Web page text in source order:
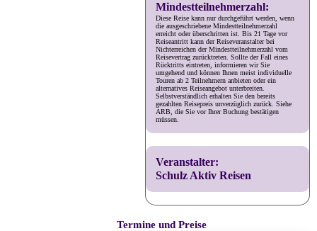
Mindestteilnehmerzahl:
Diese Reise kann nur durchgeführt werden, wenn
die ausgeschriebene Mindestteilnehmerzahl
erreicht oder überschritten ist. Bis 21 Tage vor
Reiseantritt kann der Reiseveranstalter bei
Nichterreichen der Mindestteilnehmerzahl vom
Reisevertrag zurücktreten. Sollte der Fall eines
Rücktritts eintreten, informieren wir Sie
umgehend und können Ihnen meist individuelle
Touren ab 2 Teilnehmern anbieten oder ein
alternatives Reiseangebot unterbreiten.
Selbstverständlich erhalten Sie den bereits
gezahlten Reisepreis unverzüglich zurück. Siehe
ARB, die Sie vor Ihrer Buchung bestätigen
müssen.
Veranstalter:
Schulz Aktiv Reisen
Termine und Preise